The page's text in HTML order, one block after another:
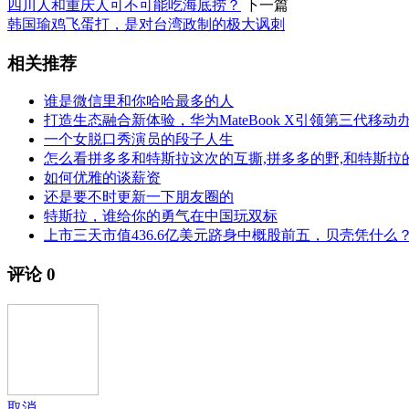
四川人和重庆人可不可能吃海底捞？ 下一篇
韩国瑜鸡飞蛋打，是对台湾政制的极大讽刺
相关推荐
谁是微信里和你哈哈最多的人
打造生态融合新体验，华为MateBook X引领第三代移动
一个女脱口秀演员的段子人生
怎么看拼多多和特斯拉这次的互撕,拼多多的野,和特斯拉
如何优雅的谈薪资
还是要不时更新一下朋友圈的
特斯拉，谁给你的勇气在中国玩双标
上市三天市值436.6亿美元跻身中概股前五，贝壳凭什么？
评论0